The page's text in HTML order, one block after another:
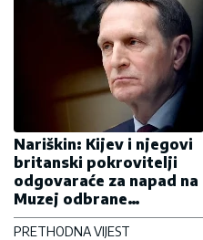
Nariškin: Kijev i njegovi
britanski pokrovitelji
odgovaraće za napad na
Muzej odbrane
Sevastopolja
PRETHODNA VIJEST